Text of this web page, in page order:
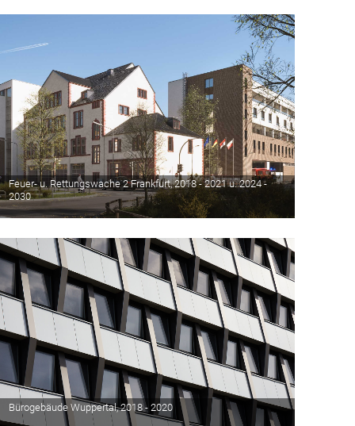
Feuer- u. Rettungswache 2 Frankfurt, 2018 - 2021 u. 2024 -
2030
Bürogebäude Wuppertal, 2018 - 2020